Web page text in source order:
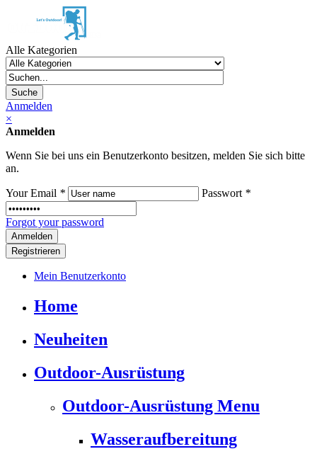
Alle Kategorien
Suche
Anmelden
×
Anmelden
Wenn Sie bei uns ein Benutzerkonto besitzen, melden Sie sich bitte
an.
Your Email * Passwort *
Forgot your password
Registrieren
Mein Benutzerkonto
Home
Neuheiten
Outdoor-Ausrüstung
Outdoor-Ausrüstung Menu
Wasseraufbereitung